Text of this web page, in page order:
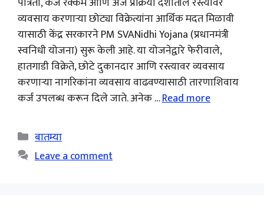
व्यवसाय करणाऱ्या छोट्या विक्रेत्यांना आर्थिक मदत मिळावी
यासाठी केंद्र सरकारने PM SVANidhi Yojana (प्रधानमंत्री
स्वनिधी योजना) सुरू केली आहे. या योजनेद्वारे फेरीवाले,
हातगाडी विक्रेते, छोटे दुकानदार आणि रस्त्यावर व्यवसाय
करणाऱ्या नागरिकांना व्यवसाय वाढवण्यासाठी तारणाशिवाय
कर्ज उपलब्ध करून दिले जाते. अनेक …Read more
Categories
बातम्या
Leave a comment